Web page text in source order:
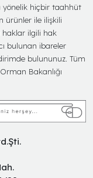
yönelik hiçbir taahhüt
ürünler ile ilişkili
haklar ilgili hak
bulunan ibareler
bulununuz. Tüm
Bakanlığı